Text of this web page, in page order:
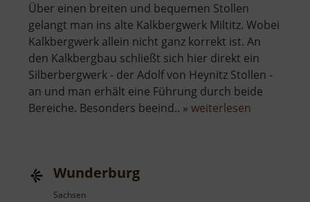
Über einen breiten und bequemen Stollen
gelangt man ins alte Kalkbergwerk Miltitz. Wobei
Kalkbergwerk allein nicht ganz korrekt ist. An
den Kalkbergbau schließt sich hier direkt ein
Silberbergwerk - der Adolf von Heynitz Stollen -
an und man erhält eine Führung durch beide
Bereiche. Besonders beeind.. » weiterlesen
Wunderburg
Sachsen